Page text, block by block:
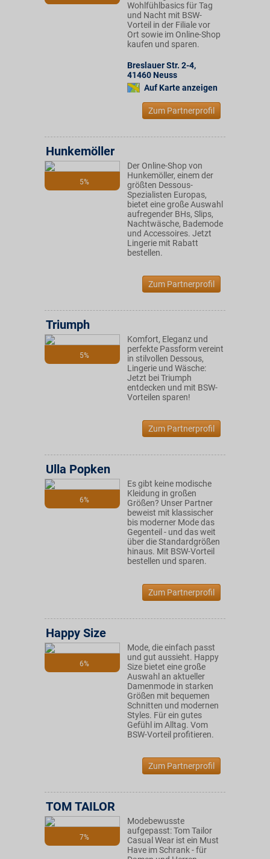
Wohlfühlbasics für Tag
und Nacht mit BSW-
Vorteil in der Filiale vor
Ort sowie im Online-Shop
kaufen und sparen.
Breslauer Str. 2-4,
41460 Neuss
Auf Karte anzeigen
Zum Partnerprofil
5%
Hunkemöller
Der Online-Shop von
Hunkemöller, einem der
größten Dessous-
Spezialisten Europas,
bietet eine große Auswahl
aufregender BHs, Slips,
Nachtwäsche, Bademode
und Accessoires. Jetzt
Lingerie mit Rabatt
bestellen.
Zum Partnerprofil
5%
Triumph
Komfort, Eleganz und
perfekte Passform vereint
in stilvollen Dessous,
Lingerie und Wäsche:
Jetzt bei Triumph
entdecken und mit BSW-
Vorteilen sparen!
Zum Partnerprofil
6%
Ulla Popken
Es gibt keine modische
Kleidung in großen
Größen? Unser Partner
beweist mit klassischer
bis moderner Mode das
Gegenteil - und das weit
über die Standardgrößen
hinaus. Mit BSW-Vorteil
bestellen und sparen.
Zum Partnerprofil
6%
Happy Size
Mode, die einfach passt
und gut aussieht. Happy
Size bietet eine große
Auswahl an aktueller
Damenmode in starken
Größen mit bequemen
Schnitten und modernen
Styles. Für ein gutes
Gefühl im Alltag. Vom
BSW-Vorteil profitieren.
Zum Partnerprofil
7%
TOM TAILOR
Modebewusste
aufgepasst: Tom Tailor
Casual Wear ist ein Must
Have im Schrank - für